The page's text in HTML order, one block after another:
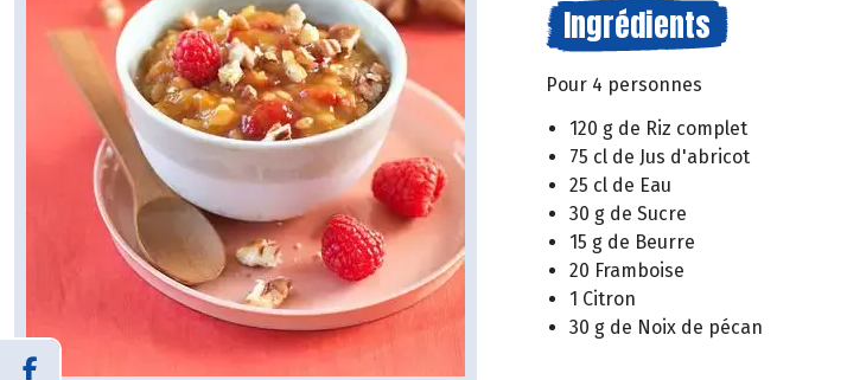
Ingrédients
Pour 4 personnes
120 g de Riz complet
75 cl de Jus d'abricot
25 cl de Eau
30 g de Sucre
15 g de Beurre
20 Framboise
1 Citron
30 g de Noix de pécan